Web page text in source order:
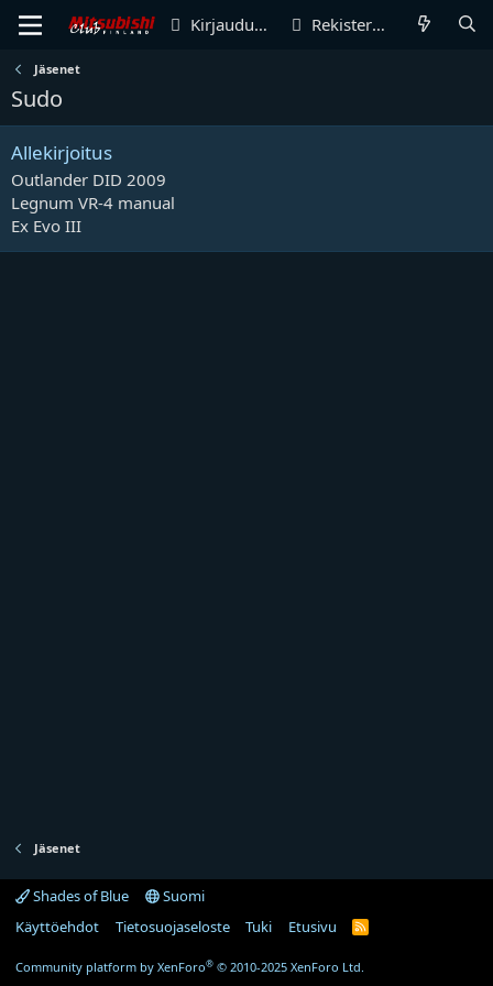
Kirjaudu sisään Rekisteröidy
Jäsenet
Sudo
Allekirjoitus
Outlander DID 2009
Legnum VR-4 manual
Ex Evo III
Jäsenet
Shades of Blue
Suomi
Käyttöehdot
Tietosuojaseloste Tuki Etusivu
R
Community platform by XenForo® © 2010-2025 XenForo Ltd.